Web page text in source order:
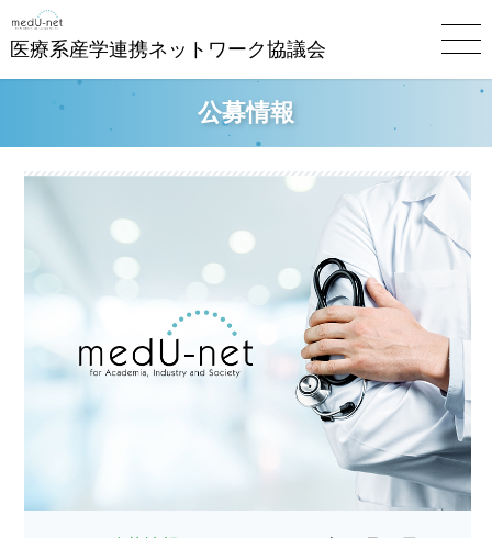
医療系産学連携ネットワーク協議会
公募情報